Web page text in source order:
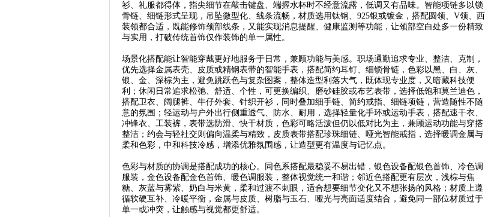
衫、礼服都得体，指尖细节在敲击键盘、端握水杯时不经意流露，低调又有品味。智能项链多以锁
骨链、细链形式呈现，吊坠微型化、线条流畅，材质选用钛钢、925银或镀金，搭配圆领、V领、西
装领都合适，既能修饰颈部线条，又能实现消息提醒、健康监测等功能，让颈部空白处多一份精致
与实用，打破传统首饰仅作装饰的单一属性。
场景化搭配能让智能穿戴更好地服务于日常，兼顾功能与美感。职场通勤追求专业、整洁、克制，
优先选择金属表壳、皮质或精钢表带的智能手表，搭配简约耳钉、细锁骨链，色彩以黑、白、灰、
银、金、深棕为主，避免跳跃色与复杂图案，整体造型利落大气，既体现专业度，又暗藏科技便
利；休闲日常追求松弛、舒适、个性，可更换编织、磨砂硅胶或布艺表带，选择低饱和莫兰迪色，
搭配卫衣、阔腿裤、牛仔外套、针织开衫，同时叠加细手链、简约戒指、细链项链，营造随性不随
意的氛围；轻运动与户外出行侧重透气、防水、耐用，选择轻量化手环或运动手表，搭配速干衣、
冲锋衣、工装裤，表带选防滑、快干材质，色彩可略活泼但仍以低对比为主，兼顾运动功能与穿搭
整洁；约会与轻社交则偏向温柔与精致，皮质表带搭配珍珠细链、哑光智能戒指，选择暖调金属与
柔和色彩，中和科技冷感，增添优雅氛围感，让造型更有温度与记忆点。
色彩与材质的协调是搭配成功的核心。同色系搭配最稳妥不易出错，银色设备配银色首饰、冷色调
服装，金色设备配金色首饰、暖色调服装，整体视觉统一和谐；邻近色搭配更有层次，浅棕与焦
糖、灰蓝与雾紫、奶白与米黄，柔和过渡不刺眼，适合想要细节变化又不想张扬的风格；材质上遵
循软硬互补、冷暖平衡，金属与皮质、树脂与玉石、哑光与亮面适度结合，避免同一部位材质过于
单一或冲突，让触感与视觉都更舒适。